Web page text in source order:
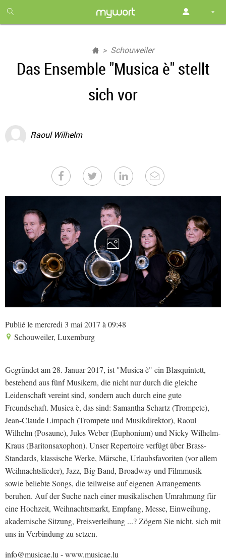
month
free
Schouweiler
Das Ensemble "Musica è" stellt
sich vor
Raoul Wilhelm
3
Publié le mercredi 3 mai 2017 à 09:48
Schouweiler, Luxemburg
Gegründet am 28. Januar 2017, ist "Musica è" ein Blasquintett,
bestehend aus fünf Musikern, die nicht nur durch die gleiche
Leidenschaft vereint sind, sondern auch durch eine gute
Freundschaft. Musica è, das sind: Samantha Schartz (Trompete),
Jean-Claude Limpach (Trompete und Musikdirektor), Raoul
Wilhelm (Posaune), Jules Weber (Euphonium) und Nicky Wilhelm-
Kraus (Baritonsaxophon). Unser Repertoire verfügt über Brass-
Standards, klassische Werke, Märsche, Urlaubsfavoriten (vor allem
Weihnachtslieder), Jazz, Big Band, Broadway und Filmmusik
sowie beliebte Songs, die teilweise auf eigenen Arrangements
beruhen. Auf der Suche nach einer musikalischen Umrahmung für
eine Hochzeit, Weihnachtsmarkt, Empfang, Messe, Einweihung,
akademische Sitzung, Preisverleihung ...? Zögern Sie nicht, sich mit
uns in Verbindung zu setzen.
info@musicae.lu - www.musicae.lu